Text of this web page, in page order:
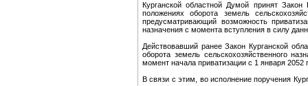
Курганской областной Думой принят
положениях оборота земель
предусматривающий возможность
назначения с момента вступления в силу
Действовавший ранее Закон Курганской
оборота земель сельскохозяйственного
момент начала приватизации с 1 января 2052
В связи с этим, во исполнение поручения